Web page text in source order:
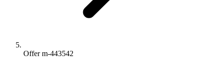
Offer m-443542